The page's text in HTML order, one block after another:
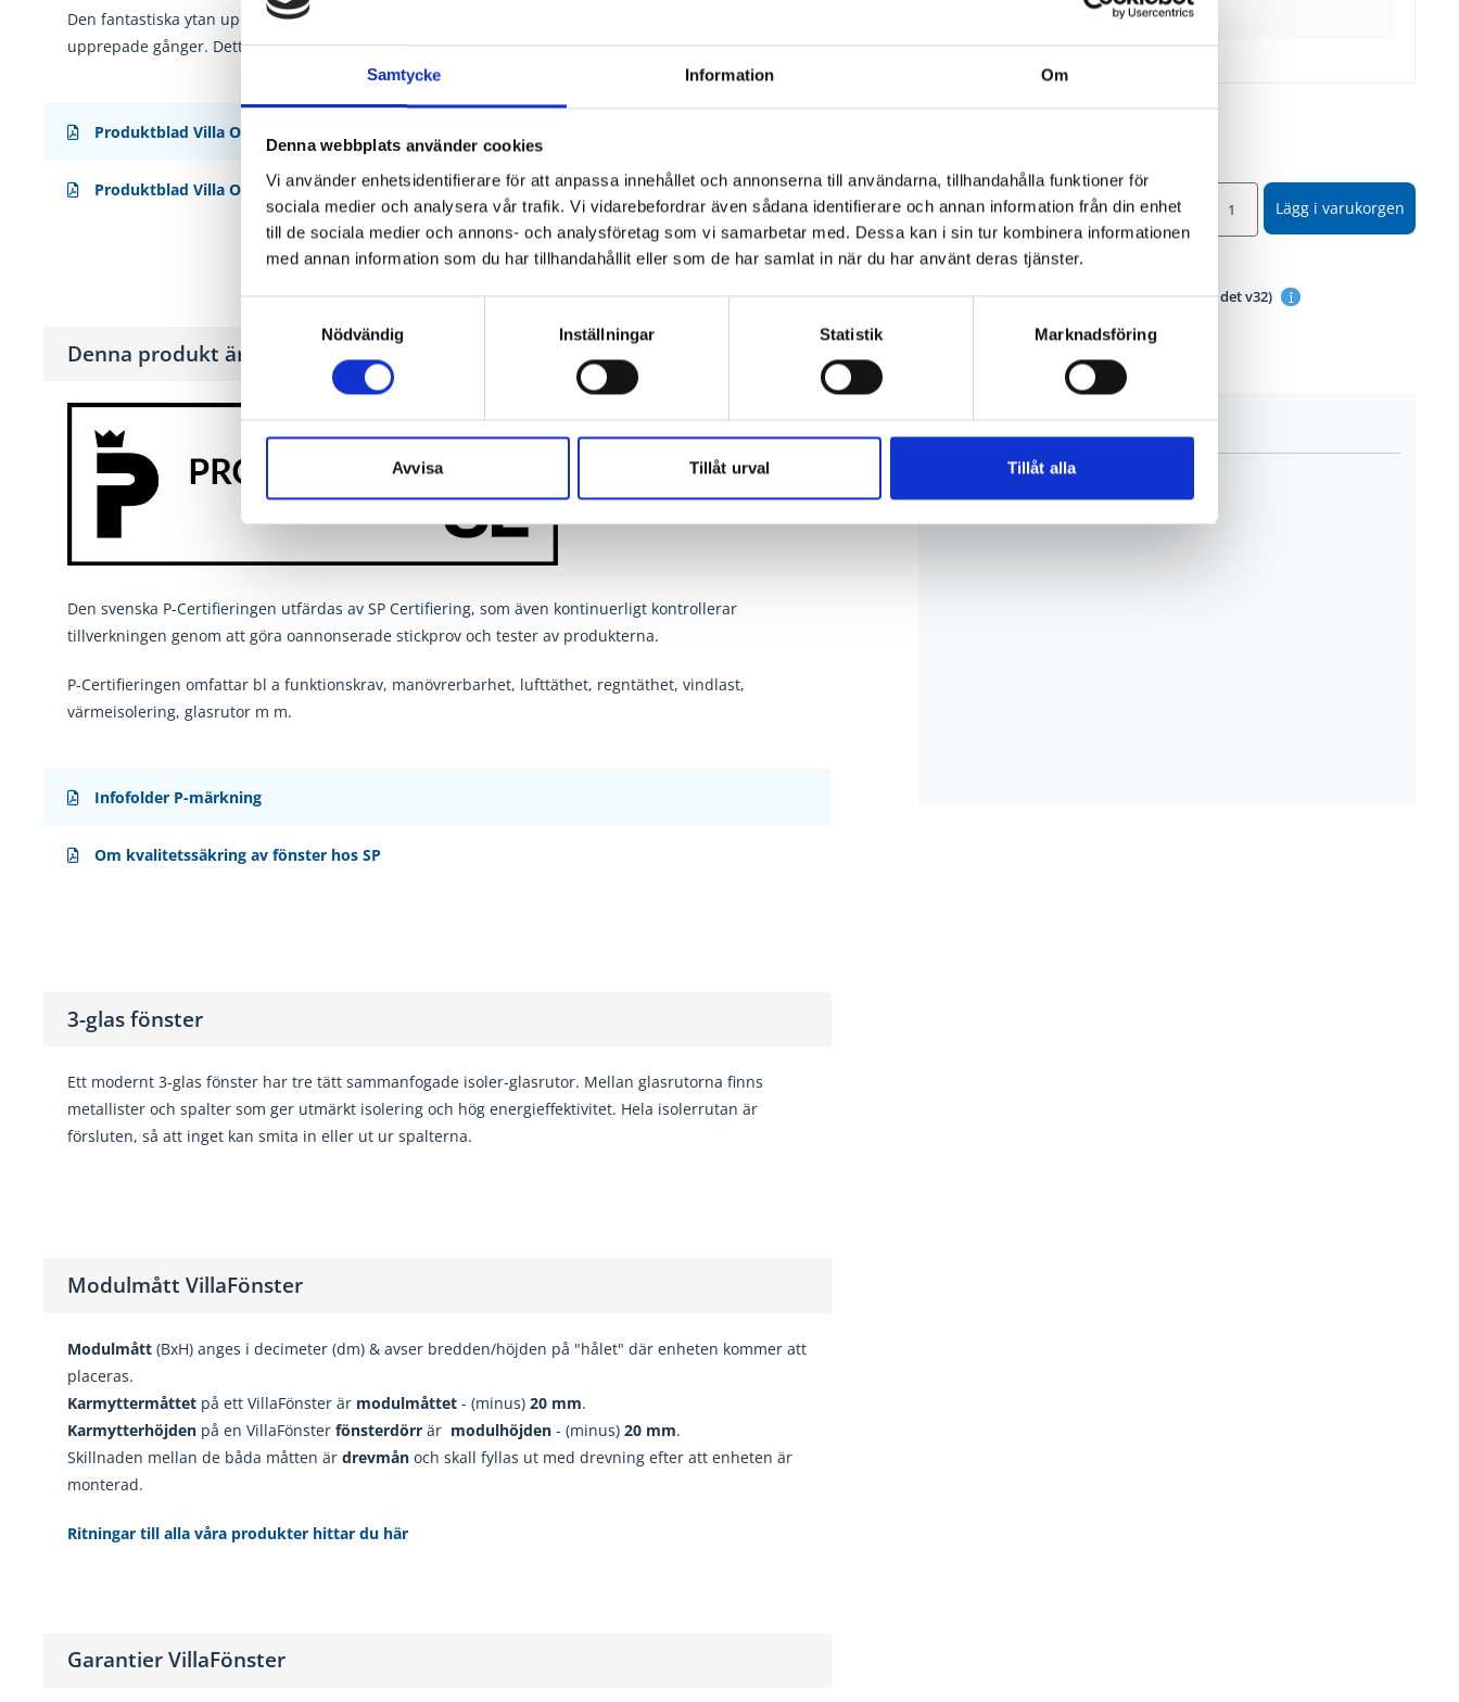
Samtycke Information Om
Denna webbplats använder cookies
Vi använder enhetsidentifierare för att anpassa innehållet och annonserna till användarna, tillhandahålla funktioner för
sociala medier och analysera vår trafik. Vi vidarebefordrar även sådana identifierare och annan information från din enhet
till de sociala medier och annons- och analysföretag som vi samarbetar med. Dessa kan i sin tur kombinera informationen
med annan information som du har tillhandahållit eller som de har samlat in när du har använt deras tjänster.
Nödvändig
Inställningar Statistik Marknadsföring
Avvisa Tillåt urval Tillåt alla
Lägg i varukorgen
3 800SEK
Moms ingår med760SEK
30 st i lager
Klar för leverans/avhämtning:v32 (Idag är det v32)
Den fantastiska ytan uppnås genom en unik
upprepade gånger. Detta resulterar ibranschens bästa finish!
Produktblad Villa Original
Produktblad Villa Original (inåtgående)
Denna produkt är P-märkt
Den svenska P-Certifieringen utfärdas av SP Certifiering, som även kontinuerligt kontrollerar
tillverkningen genom att göra oannonserade stickprov och tester av produkterna.
P-Certifieringen omfattar bl a funktionskrav, manövrerbarhet, lufttäthet, regntäthet, vindlast,
värmeisolering, glasrutor m m.
Infofolder P-märkning
Om kvalitetssäkring av fönster hos SP
3-glas fönster
Ett modernt 3-glas fönster har tre tätt sammanfogade isoler-glasrutor. Mellan glasrutorna finns
metallister och spalter som ger utmärkt isolering och hög energieffektivitet. Hela isolerrutan är
försluten, så att inget kan smita in eller ut ur spalterna.
Modulmått VillaFönster
Modulmått(BxH) anges i decimeter (dm) & avser bredden/höjden på "hålet" där enheten kommer att
placeras.
Karmyttermåttet på ett VillaFönster är modulmåttet- (minus) 20 mm.
Karmytterhöjden på en VillaFönster fönsterdörrär modulhöjden - (minus) 20 mm.
Skillnaden mellan de båda måtten är drevmånoch skall fyllas ut med drevning efter att enheten är
monterad.
Ritningar till alla våra produkter hittar du här
Garantier VillaFönster